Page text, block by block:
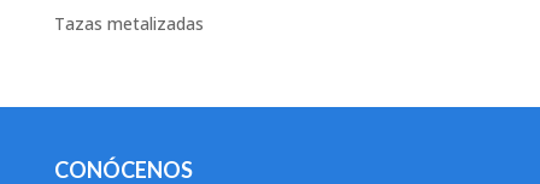
Tazas metalizadas
CONÓCENOS